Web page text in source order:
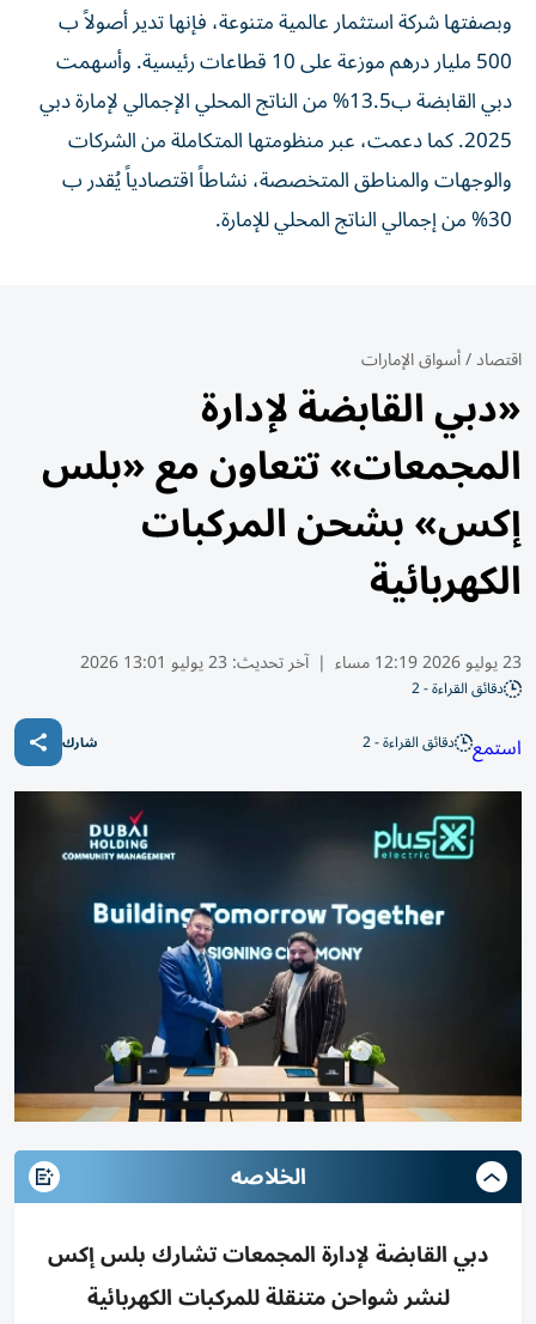
وبصفتها شركة استثمار عالمية متنوعة، فإنها تدير أصولاً ب
500 مليار درهم موزعة على 10 قطاعات رئيسية. وأسهمت
دبي القابضة ب13.5% من الناتج المحلي الإجمالي لإمارة دبي
2025. كما دعمت، عبر منظومتها المتكاملة من الشركات
والوجهات والمناطق المتخصصة، نشاطاً اقتصادياً يُقدر ب
30% من إجمالي الناتج المحلي للإمارة.
اقتصاد/أسواق الإمارات
«دبي القابضة لإدارة
المجمعات» تتعاون مع «بلس
إكس» بشحن المركبات
الكهربائية
23 يوليو 2026 12:19 مساء | آخر تحديث: 23 يوليو 13:01 2026
دقائق القراءة - 2
استمع دقائق القراءة - 2 شارك
الخلاصه
دبي القابضة لإدارة المجمعات تشارك بلس إكس
لنشر شواحن متنقلة للمركبات الكهربائية